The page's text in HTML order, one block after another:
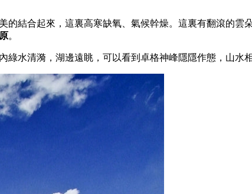
的結合起來，這裏高寒缺氧、氣候幹燥。這裏有翻滾的雲
。
綠水清漪，湖邊遠眺，可以看到卓格神峰隱隱作態，山水